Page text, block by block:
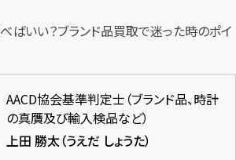
AACD協会基準判定士（ブランド品、時計
の真贋及び輸入検品など）
上田 勝太（うえだ しょうた）